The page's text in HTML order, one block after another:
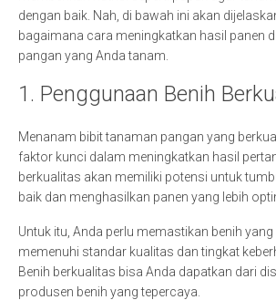
dengan baik. Nah, di bawah ini akan
bagaimana cara meningkatkan hasil panen
pangan yang Anda tanam.
1. Penggunaan Benih
Menanam bibit tanaman pangan yang
faktor kunci dalam meningkatkan hasil
berkualitas akan memiliki potensi untuk
baik dan menghasilkan panen yang lebih
Untuk itu, Anda perlu memastikan benih
memenuhi standar kualitas dan tingkat
Benih berkualitas bisa Anda dapatkan dari
produsen benih yang tepercaya.